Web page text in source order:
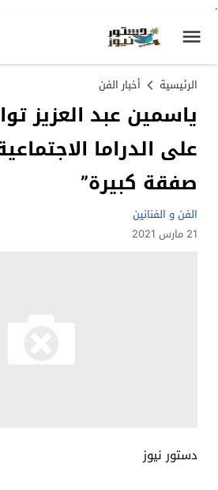
.
الرئيسية أخبار الفن
ياسمين عبد العزيز
على الدراما
صفقة كبيرة”
الفن و الفنانين
21 مارس 2021
دستور نيوز